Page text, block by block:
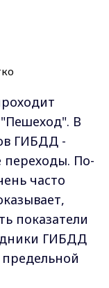
В
ГИБДД -
По-
часто
показатели
ГИБДД